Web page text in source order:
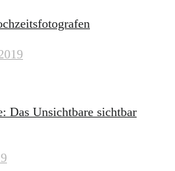
Das Unsichtbare sichtbar